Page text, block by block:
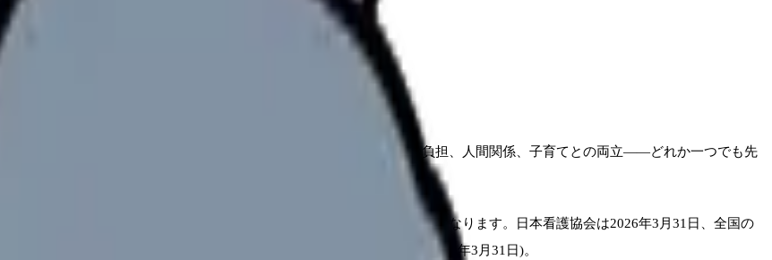
方へ
ろう」と考える看護師さんは少なくないと思います。給料、夜勤の負担、人間関係、子育てとの両立——どれか一つでも先
いう不安の間で揺れてしまいます。
うなっているかという事実を一度確認しておくと、迷いが整理しやすくなります。日本看護協会は2026年3月31日、全国の
公益社団法人日本看護協会「2025年 病院看護実態調査」結果、2026年3月31日)。